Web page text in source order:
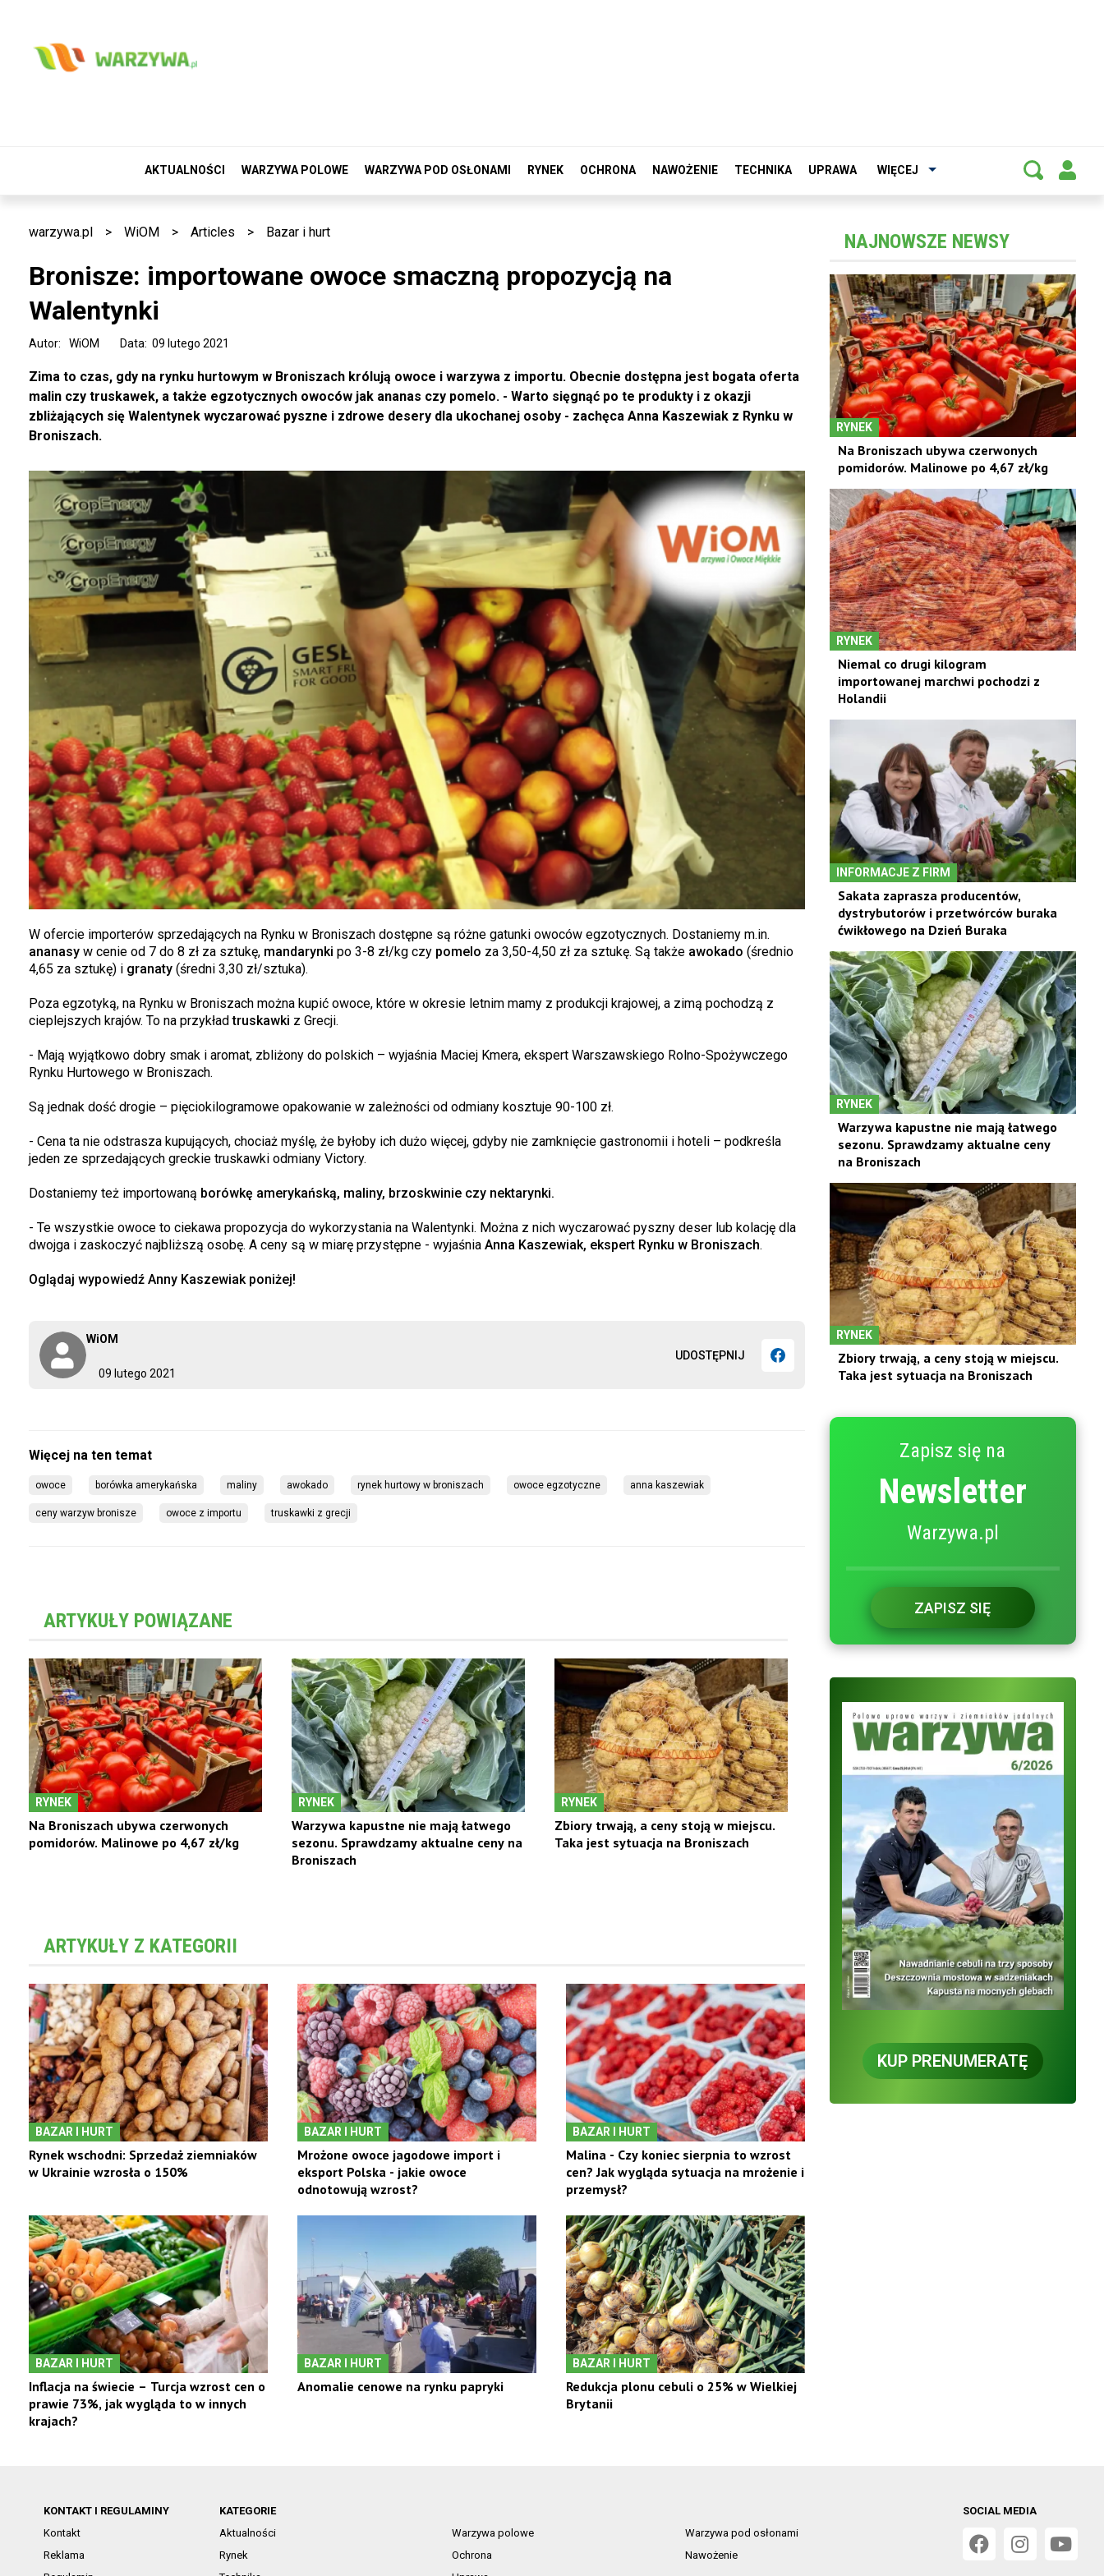
AKTUALNOŚCI WARZYWA POLOWE WARZYWA POD OSŁONAMI RYNEK OCHRONA NAWOŻENIE TECHNIKA UPRAWA WIĘCEJ
warzywa.pl > WiOM > Articles > Bazar i hurt
Bronisze: importowane owoce smaczną propozycją na
Walentynki
Data: 09 lutego 2021
Autor: WiOM
09 lutego 2021
WiOM
UDOSTĘPNIJ
Zima to czas, gdy na rynku hurtowym w Broniszach królują owoce i warzywa z importu. Obecnie dostępna jest bogata oferta
malin czy truskawek, a także egzotycznych owoców jak ananas czy pomelo. - Warto sięgnąć po te produkty i z okazji
zbliżających się Walentynek wyczarować pyszne i zdrowe desery dla ukochanej osoby - zachęca Anna Kaszewiak z Rynku w
Broniszach.
W ofercie importerów sprzedających na Rynku w Broniszach dostępne są różne gatunki owoców egzotycznych. Dostaniemy m.in.
ananasyw cenie od 7 do 8 zł za sztukę, mandarynki po 3-8 zł/kg czy pomelo za 3,50-4,50 zł za sztukę. Są także awokado (średnio
4,65 za sztukę) i granaty(średni 3,30 zł/sztuka).
Poza egzotyką, na Rynku w Broniszach można kupić owoce, które w okresie letnim mamy z produkcji krajowej, a zimą pochodzą z
cieplejszych krajów. To na przykładtruskawki z Grecji.
- Mają wyjątkowo dobry smak i aromat, zbliżony do polskich – wyjaśnia Maciej Kmera, ekspert Warszawskiego Rolno-Spożywczego
Rynku Hurtowego w Broniszach.
Są jednak dość drogie – pięciokilogramowe opakowanie w zależności od odmiany kosztuje 90-100 zł.
- Cena ta nie odstrasza kupujących, chociaż myślę, że byłoby ich dużo więcej, gdyby nie zamknięcie gastronomii i hoteli – podkreśla
jeden ze sprzedających greckie truskawki odmiany Victory.
Dostaniemy też importowaną borówkę amerykańską, maliny, brzoskwinie czy nektarynki.
- Te wszystkie owoce to ciekawa propozycja do wykorzystania na Walentynki. Można z nich wyczarować pyszny deser lub kolację dla
dwojga i zaskoczyć najbliższą osobę. A ceny są w miarę przystępne - wyjaśnia Anna Kaszewiak, ekspert Rynku w Broniszach.
Oglądaj wypowiedź Anny Kaszewiak poniżej!
owoce borówka amerykańska maliny awokado rynek hurtowy w broniszach owoce egzotyczne anna kaszewiak
ceny warzyw bronisze owoce z importu truskawki z grecji
ARTYKUŁY POWIĄZANE
RYNEK
Na Broniszach ubywa czerwonych
pomidorów. Malinowe po 4,67 zł/kg
RYNEK
Warzywa kapustne nie mają łatwego
sezonu. Sprawdzamy aktualne ceny na
Broniszach
RYNEK
Zbiory trwają, a ceny stoją w miejscu.
Taka jest sytuacja na Broniszach
ARTYKUŁY Z KATEGORII
BAZAR I HURT
Rynek wschodni: Sprzedaż ziemniaków
w Ukrainie wzrosła o 150%
BAZAR I HURT
Mrożone owoce jagodowe import i
eksport Polska - jakie owoce
odnotowują wzrost?
BAZAR I HURT
Malina - Czy koniec sierpnia to wzrost
cen? Jak wygląda sytuacja na mrożenie i
przemysł?
BAZAR I HURT
Inflacja na świecie – Turcja wzrost cen o
prawie 73%, jak wygląda to w innych
krajach?
BAZAR I HURT
Anomalie cenowe na rynku papryki
BAZAR I HURT
Redukcja plonu cebuli o 25% w Wielkiej
Brytanii
NAJNOWSZE NEWSY
RYNEK
Na Broniszach ubywa czerwonych
pomidorów. Malinowe po 4,67 zł/kg
RYNEK
Niemal co drugi kilogram
importowanej marchwi pochodzi z
Holandii
INFORMACJE Z FIRM
Sakata zaprasza producentów,
dystrybutorów i przetwórców buraka
ćwikłowego na Dzień Buraka
RYNEK
Warzywa kapustne nie mają łatwego
sezonu. Sprawdzamy aktualne ceny
na Broniszach
RYNEK
Zbiory trwają, a ceny stoją w miejscu.
Taka jest sytuacja na Broniszach
Zapisz się na
Newsletter
Warzywa.pl
ZAPISZ SIĘ
KUP PRENUMERATĘ
KONTAKT I REGULAMINY
Kontakt
Reklama
KATEGORIE
Aktualności
Warzywa polowe
Warzywa pod osłonami
Rynek
Ochrona
Nawożenie
SOCIAL MEDIA